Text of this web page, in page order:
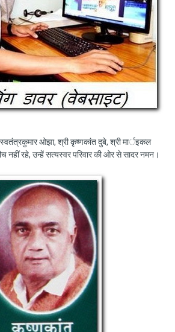
स्वतंत्रकुमार ओझा, श्री कृष्णकांत दुबे, श्री मार्इकल
नहीं रहे, उन्हें सत्यस्वर परिवार की ओर से सादर नमन।